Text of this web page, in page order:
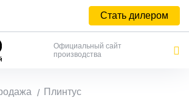
Стать дилером
Официальный сайт
производства
Плинтус